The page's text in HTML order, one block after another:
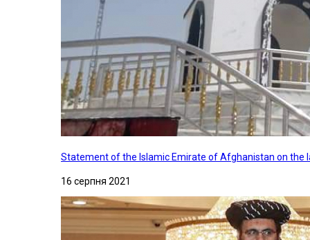
Statement of the Islamic Emirate of Afghanistan on
16 серпня 2021